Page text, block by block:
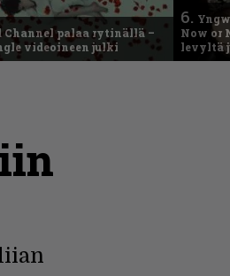
Channel palaa rytinällä –
videoineen julki
6.
Now or
levyltä